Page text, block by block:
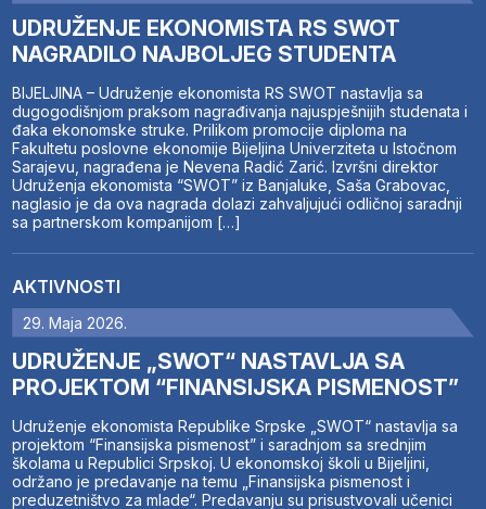
UDRUŽENJE EKONOMISTA RS SWOT
NAGRADILO NAJBOLJEG STUDENTA
BIJELJINA – Udruženje ekonomista RS SWOT nastavlja sa
dugogodišnjom praksom nagrađivanja najuspješnijih studenata i
đaka ekonomske struke. Prilikom promocije diploma na
Fakultetu poslovne ekonomije Bijeljina Univerziteta u Istočnom
Sarajevu, nagrađena je Nevena Radić Zarić. Izvršni direktor
Udruženja ekonomista “SWOT” iz Banjaluke, Saša Grabovac,
naglasio je da ova nagrada dolazi zahvaljujući odličnoj saradnji
sa partnerskom kompanijom […]
AKTIVNOSTI
29. Maja 2026.
UDRUŽENJE „SWOT“ NASTAVLJA SA
PROJEKTOM “FINANSIJSKA PISMENOST”
Udruženje ekonomista Republike Srpske „SWOT“ nastavlja sa
projektom “Finansijska pismenost” i saradnjom sa srednjim
školama u Republici Srpskoj. U ekonomskoj školi u Bijeljini,
održano je predavanje na temu „Finansijska pismenost i
preduzetništvo za mlade“. Predavanju su prisustvovali učenici